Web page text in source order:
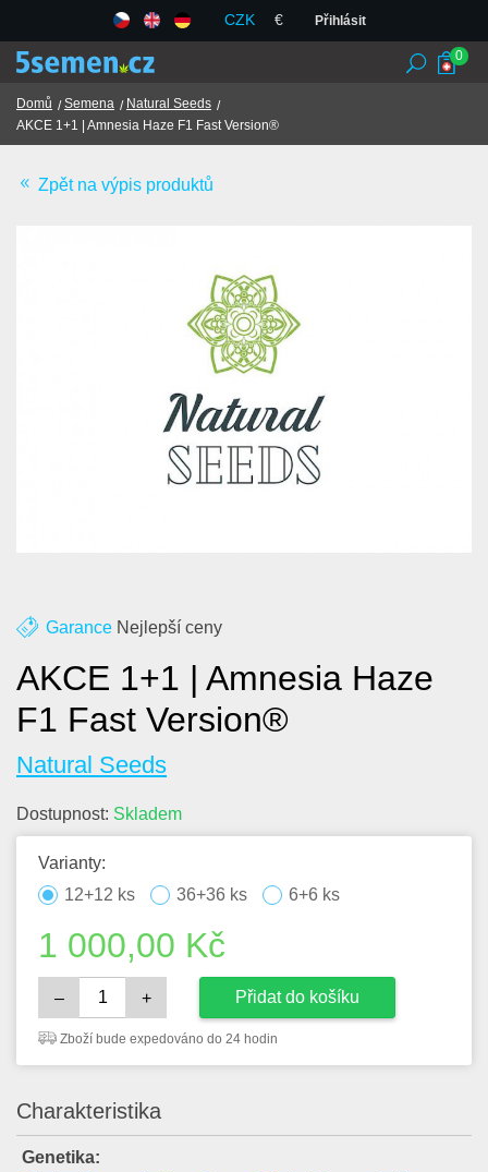
CZK € Přihlásit
TCM
Obchodní podmínky
GDPR
Obchody
0
Domů Semena
Natural Seeds
AKCE 1+1 | Amnesia Haze F1 Fast Version®
Zpět na výpis produktů
Garance Nejlepší ceny
AKCE 1+1 | Amnesia Haze
F1 Fast Version®
Natural Seeds
Dostupnost: Skladem
Varianty:
12+12 ks
36+36 ks 6+6 ks
1 000,00 Kč
– + Přidat do košíku
Zboží bude expedováno do 24 hodin
Charakteristika
Genetika: